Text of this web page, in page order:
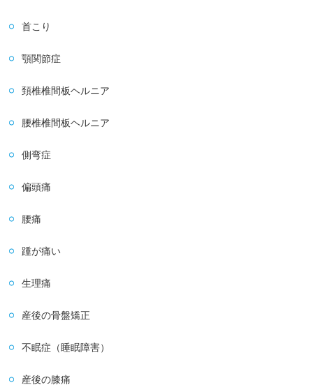
首こり
顎関節症
頚椎椎間板ヘルニア
腰椎椎間板ヘルニア
側弯症
偏頭痛
腰痛
踵が痛い
生理痛
産後の骨盤矯正
不眠症（睡眠障害）
産後の膝痛